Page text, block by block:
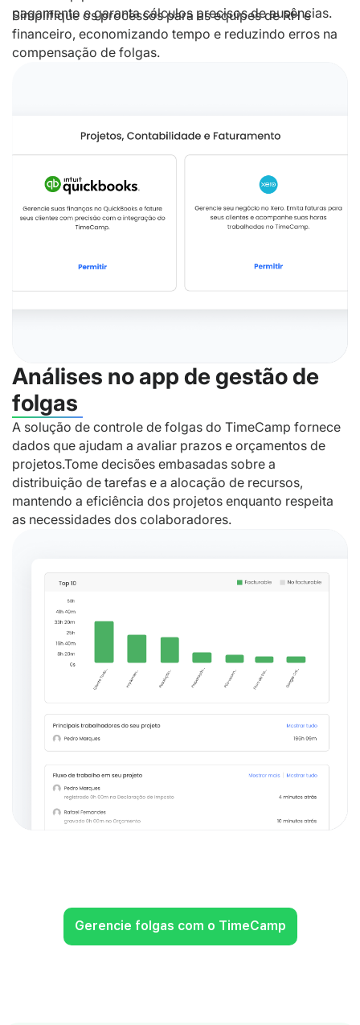
pagamento e garanta cálculos precisos de ausências.
Simplifique os processos para as equipes de RH e
financeiro, economizando tempo e reduzindo erros na
compensação de folgas.
Análises no app de gestão de
folgas
A solução de controle de folgas do TimeCamp fornece
dados que ajudam a avaliar prazos e orçamentos de
projetos.Tome decisões embasadas sobre a
distribuição de tarefas e a alocação de recursos,
mantendo a eficiência dos projetos enquanto respeita
as necessidades dos colaboradores.
Gerencie folgas com o TimeCamp